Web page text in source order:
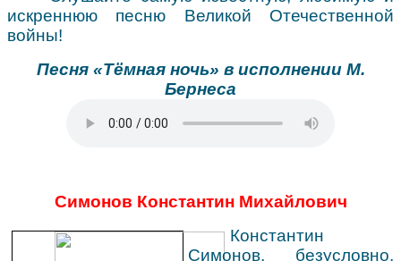
искреннюю песню Великой Отечественной
войны!
Песня «Тёмная ночь» в исполнении М.
Бернеса
Симонов Константин Михайлович
Константин
Симонов, безусловно,